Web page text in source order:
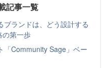
記事一覧
ブランドは、どう設計する
の第一歩
「Community Sage」ベー